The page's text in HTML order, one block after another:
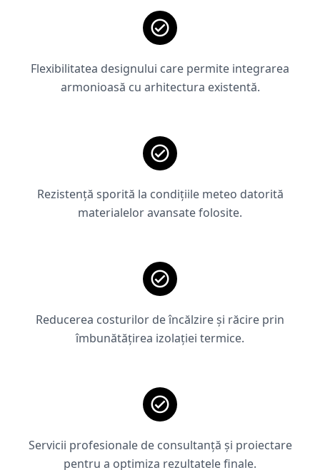
Flexibilitatea designului care permite integrarea
armonioasă cu arhitectura existentă.
Rezistență sporită la condițiile meteo datorită
materialelor avansate folosite.
Reducerea costurilor de încălzire și răcire prin
îmbunătățirea izolației termice.
Servicii profesionale de consultanță și proiectare
pentru a optimiza rezultatele finale.